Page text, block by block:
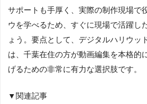
サポートも手厚く、実際の制作現場で
ウを学べるため、すぐに現場で活躍し
ょう。要点として、デジタルハリウッ
は、千葉在住の方が動画編集を本格的
げるための非常に有力な選択肢です。
▼関連記事